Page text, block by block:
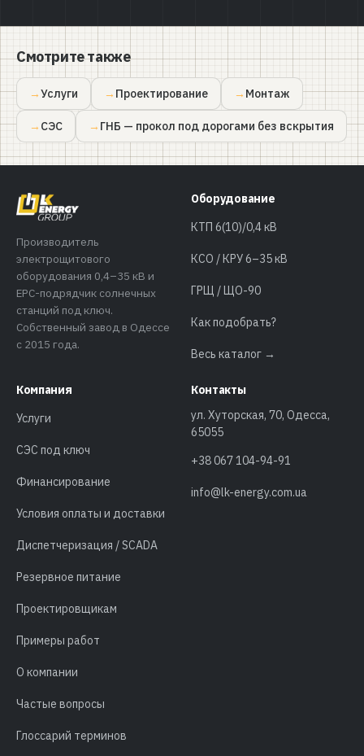
Смотрите также
Услуги Проектирование Монтаж
СЭС ГНБ — прокол под дорогами без вскрытия
Производитель
электрощитового
оборудования 0,4–35 кВ и
EPC-подрядчик солнечных
станций под ключ.
Собственный завод в Одессе
с 2015 года.
Оборудование
КТП 6(10)/0,4 кВ
КСО / КРУ 6–35 кВ
ГРЩ / ЩО-90
Как подобрать?
Весь каталог →
Компания
Услуги
СЭС под ключ
Финансирование
Условия оплаты и доставки
Диспетчеризация / SCADA
Резервное питание
Проектировщикам
Примеры работ
О компании
Частые вопросы
Глоссарий терминов
Контакты
ул. Хуторская, 70, Одесса,
65055
+38 067 104-94-91
info@lk-energy.com.ua